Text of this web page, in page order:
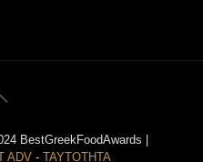
BestGreekFoodAwards |
ADV - ΤΑΥΤΟΤΗΤΑ